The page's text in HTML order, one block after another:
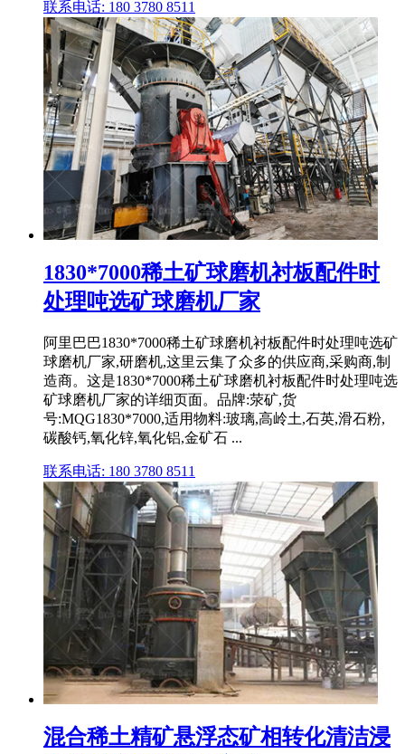
联系电话: 180 3780 8511
1830*7000稀土矿球磨机衬板配件时
处理吨选矿球磨机厂家
阿里巴巴1830*7000稀土矿球磨机衬板配件时处理吨选矿
球磨机厂家,研磨机,这里云集了众多的供应商,采购商,制
造商。这是1830*7000稀土矿球磨机衬板配件时处理吨选
矿球磨机厂家的详细页面。品牌:荥矿,货
号:MQG1830*7000,适用物料:玻璃,高岭土,石英,滑石粉,
碳酸钙,氧化锌,氧化铝,金矿石 ...
联系电话: 180 3780 8511
混合稀土精矿悬浮态矿相转化清洁浸